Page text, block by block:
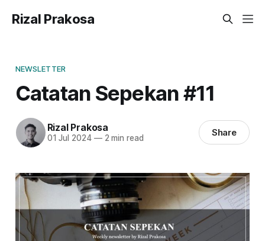
Rizal Prakosa
NEWSLETTER
Catatan Sepekan #11
Rizal Prakosa
01 Jul 2024 —2 min read Share